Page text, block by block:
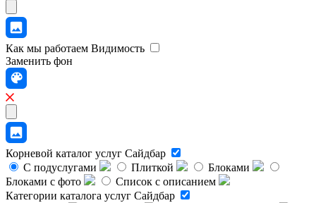
Как мы работаем Видимость
Заменить фон
Корневой каталог услуг Сайдбар
С подуслугами
Плиткой
Блоками
Блоками с фото
Список с описанием
Категории каталога услуг Сайдбар